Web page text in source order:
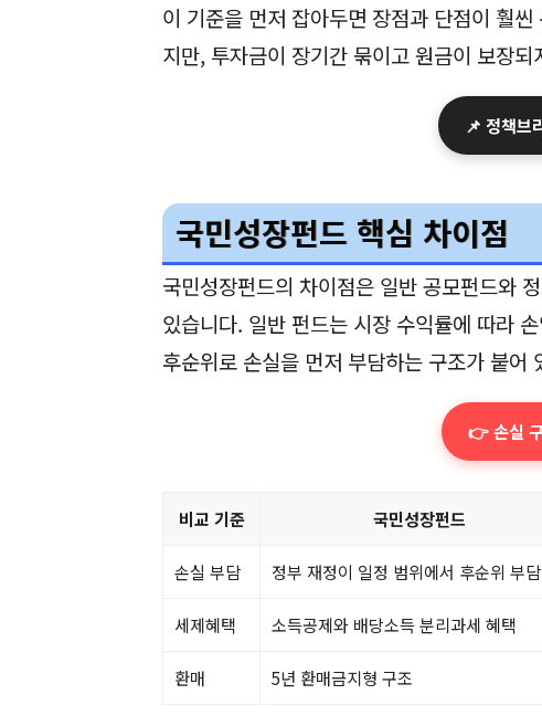
이 기준을 먼저 잡아두면 장점과 단점이 훨
지만, 투자금이 장기간 묶이고 원금이 보장
📌 정책브
국민성장펀드 핵심 차이점
국민성장펀드의 차이점은 일반 공모펀드와
있습니다. 일반 펀드는 시장 수익률에 따라
후순위로 손실을 먼저 부담하는 구조가 붙어
👉 손실
비교 기준 국민성장펀드
손실 부담 정부 재정이 일정 범위에서 후순위 부담
세제혜택 소득공제와 배당소득 분리과세 혜택
환매 5년 환매금지형 구조